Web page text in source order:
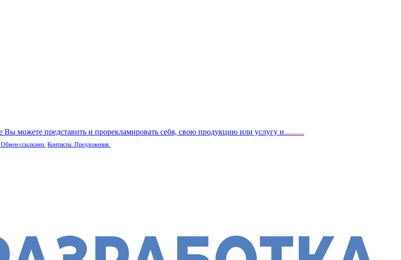
Вы можете представить и прорекламировать себя, свою продукцию или услугу и..........
Обмен ссылками. Контакты. Предложения.